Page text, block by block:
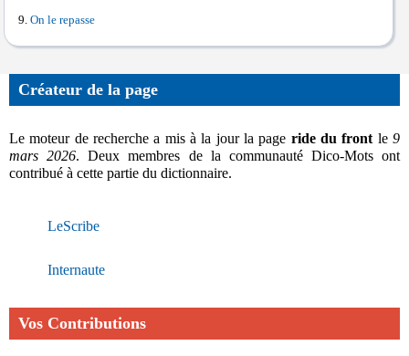
On le repasse
Créateur de la page
Le moteur de recherche a mis à la jour la page ride du front le9
mars 2026. Deux membres de la communauté Dico-Mots ont
contribué à cette partie du dictionnaire.
LeScribe
Internaute
Vos Contributions